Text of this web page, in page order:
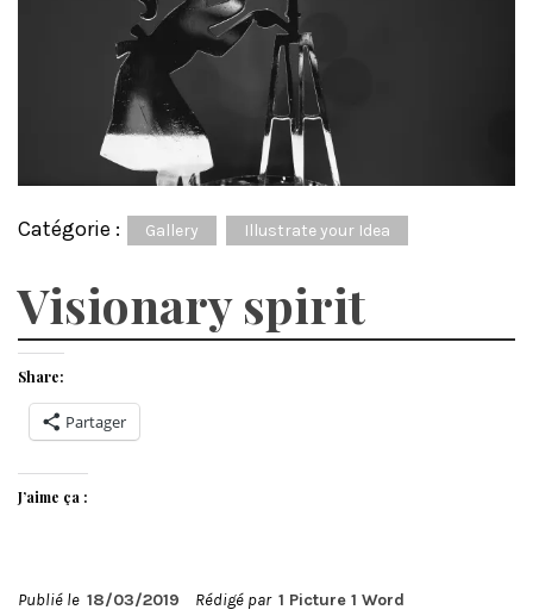
Catégorie : Gallery Illustrate your Idea
Visionary spirit
Share:
Partager
J’aime ça :
Publié le 18/03/2019 Rédigé par 1 Picture 1 Word